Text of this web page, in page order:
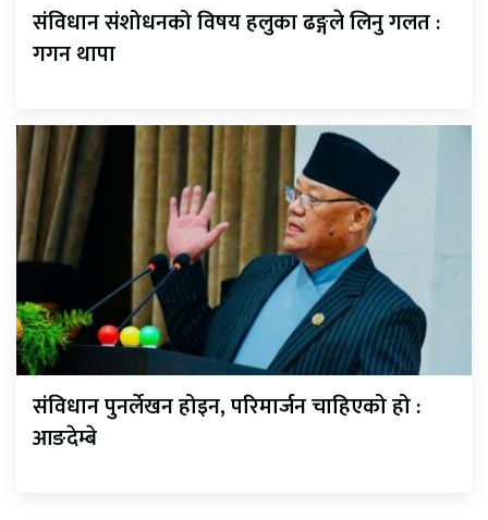
संविधान संशोधनको विषय हलुका ढङ्गले लिनु गलत :
गगन थापा
संविधान पुनर्लेखन होइन, परिमार्जन चाहिएको हो :
आङदेम्बे